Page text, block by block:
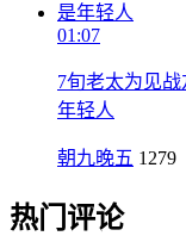
01:07
7旬老太为见
年轻人
朝九晚五 1279
热门评论